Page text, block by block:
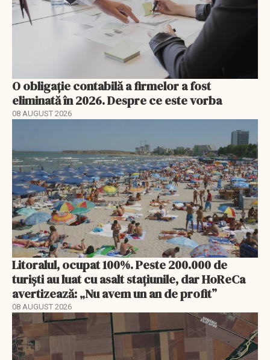
O obligație contabilă a firmelor a fost
eliminată în 2026. Despre ce este vorba
08 AUGUST 2026
Litoralul, ocupat 100%. Peste 200.000 de
turiști au luat cu asalt stațiunile, dar HoReCa
avertizează: „Nu avem un an de profit”
08 AUGUST 2026